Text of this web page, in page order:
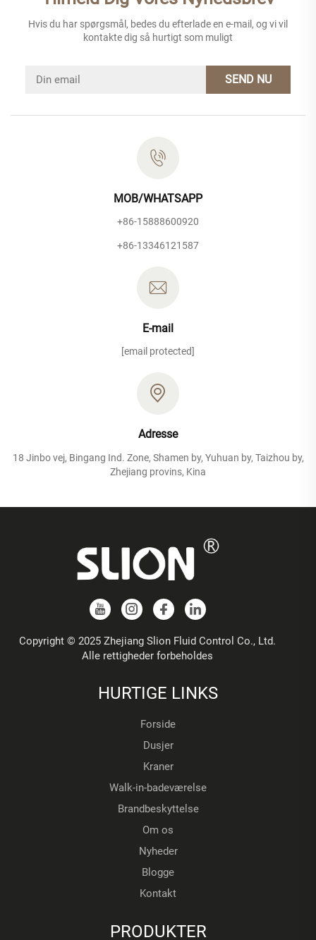
Hvis du har spørgsmål, bedes du efterlade en e-mail, og vi vil
kontakte dig så hurtigt som muligt
SEND NU
MOB/WHATSAPP
+86-15888600920
+86-13346121587
E-mail
[email protected]
Adresse
18 Jinbo vej, Bingang Ind. Zone, Shamen by, Yuhuan by, Taizhou by,
Zhejiang provins, Kina
Copyright © 2025 Zhejiang Slion Fluid Control Co., Ltd.
Alle rettigheder forbeholdes
HURTIGE LINKS
Forside
Dusjer
Kraner
Walk-in-badeværelse
Brandbeskyttelse
Om os
Nyheder
Blogge
Kontakt
PRODUKTER